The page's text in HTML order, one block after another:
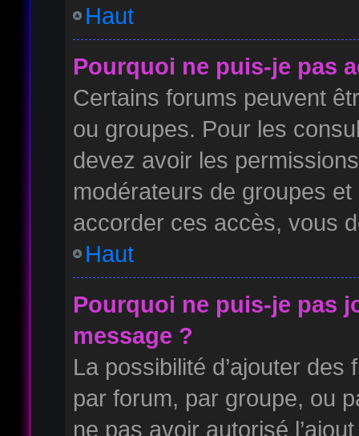
Haut
Pourquoi ne puis-je pas
Certains forums peuvent
ou groupes. Pour les
devez avoir les
modérateurs de groupes
accorder ces accès, vous
Haut
Pourquoi ne puis-je pas
message ?
La possibilité d’ajouter
par forum, par groupe, ou
ne pas avoir autorisé